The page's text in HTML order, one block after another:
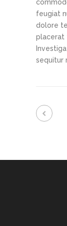
feugiat
dolore
placerat
sequitur